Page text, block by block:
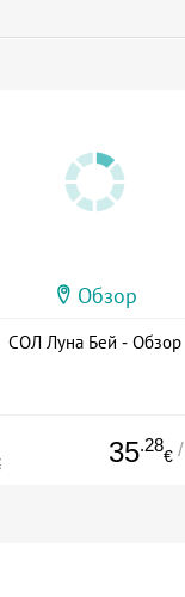
Обзор
СОЛ Луна Бей - Обзор
35.28
€ /